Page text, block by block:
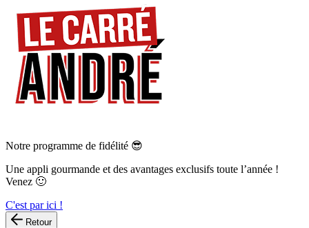
Notre programme de fidélité 😎
Une appli gourmande et des avantages exclusifs toute l’année !
Venez 🙂
C'est par ici !
Retour